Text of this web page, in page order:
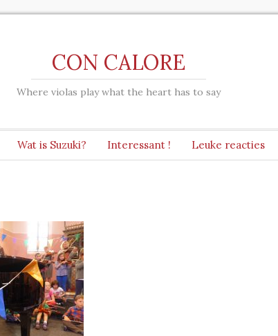
CON CALORE
Where violas play what the heart has to say
Wat is Suzuki? Interessant ! Leuke reacties